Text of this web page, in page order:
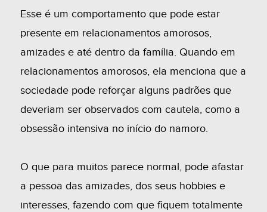
Esse é um comportamento que pode estar
presente em relacionamentos amorosos,
amizades e até dentro da família. Quando em
relacionamentos amorosos, ela menciona que a
sociedade pode reforçar alguns padrões que
deveriam ser observados com cautela, como a
obsessão intensiva no início do namoro.
O que para muitos parece normal, pode afastar
a pessoa das amizades, dos seus hobbies e
interesses, fazendo com que fiquem totalmente